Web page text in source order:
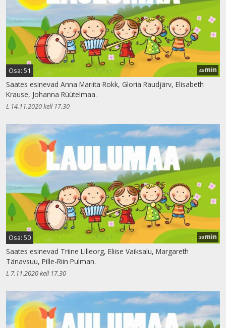
Osa: 51 45 min
Saates esinevad Anna Mariita Rokk, Gloria Raudjärv, Elisabeth
Krause, Johanna Rüütelmaa.
L 14.11.2020 kell 17.30
Osa: 50 30 min
Saates esinevad Triine Lilleorg, Eliise Vaiksalu, Margareth
Tänavsuu, Pille-Riin Pulman.
L 7.11.2020 kell 17.30